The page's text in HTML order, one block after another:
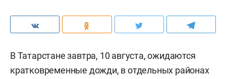
В Татарстане завтра, 10 августа, ожидаются
кратковременные дожди, в отдельных районах